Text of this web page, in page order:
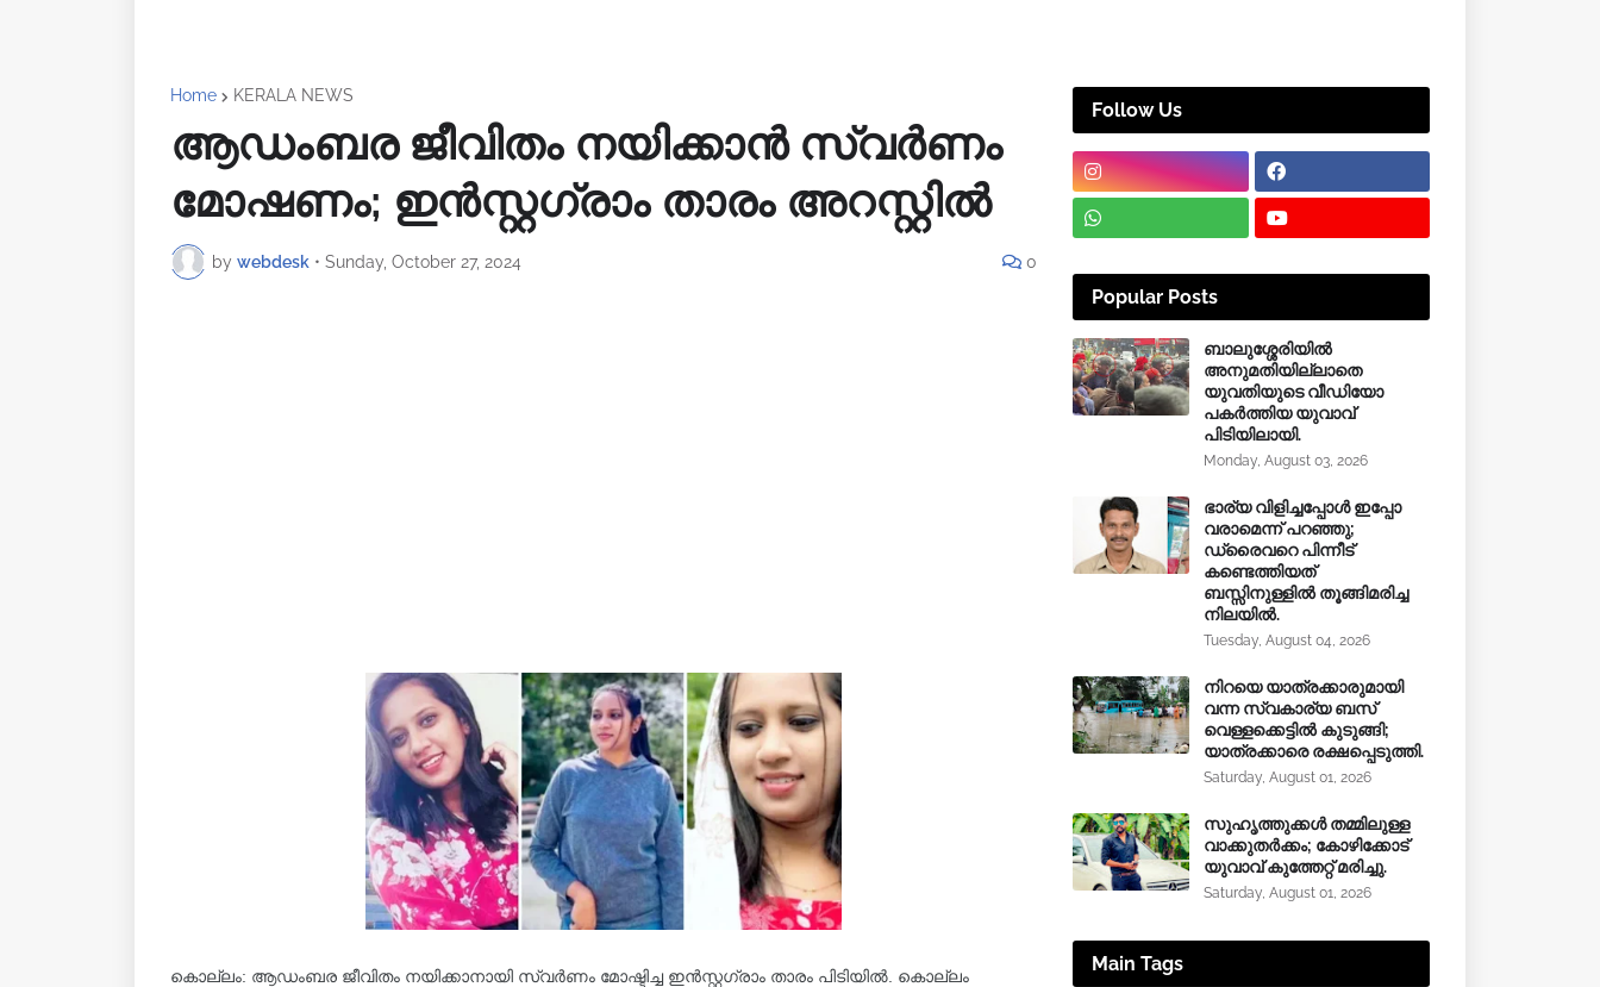
Home KERALA NEWS
ആഡംബര ജീവിതം നയിക്കാൻ സ്വർണം
മോഷണം; ഇന്‍സ്റ്റഗ്രാം താരം അറസ്റ്റിൽ
by webdesk • Sunday, October 27, 2024 0
കൊല്ലം: ആഡംബര ജീവിതം നയിക്കാനായി സ്വർണം മോഷ്ടിച്ച ഇൻസ്റ്റഗ്രാം താരം പിടിയിൽ. കൊല്ലം
Follow Us
Popular Posts
ബാലുശ്ശേരിയിൽ
അനുമതിയില്ലാതെ
യുവതിയുടെ വീഡിയോ
പകർത്തിയ യുവാവ്
പിടിയിലായി.
Monday, August 03, 2026
ഭാര്യ വിളിച്ചപ്പോള്‍ ഇപ്പോ
വരാമെന്ന് പറഞ്ഞു;
ഡ്രൈവറെ പിന്നീട്
കണ്ടെത്തിയത്
ബസ്സിനുള്ളില്‍ തൂങ്ങിമരിച്ച
നിലയിൽ.
Tuesday, August 04, 2026
നിറയെ യാത്രക്കാരുമായി
വന്ന സ്വകാര്യ ബസ്
വെള്ളക്കെട്ടിൽ കുടുങ്ങി;
യാത്രക്കാരെ രക്ഷപ്പെടുത്തി.
Saturday, August 01, 2026
സുഹൃത്തുക്കൾ തമ്മിലുള്ള
വാക്കുതർക്കം; കോഴിക്കോട്
യുവാവ് കുത്തേറ്റ് മരിച്ചു.
Saturday, August 01, 2026
Main Tags